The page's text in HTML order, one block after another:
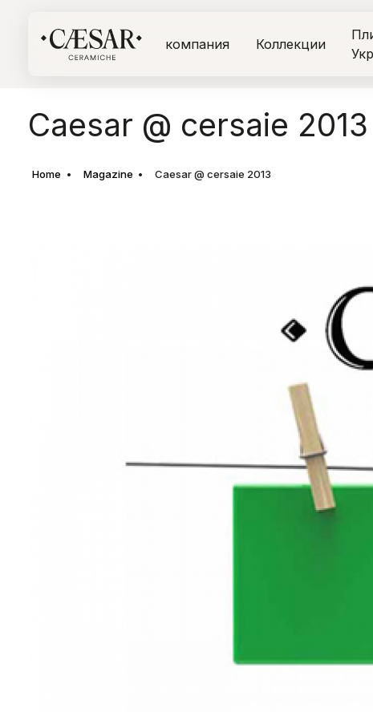
компания Коллекции
Caesar @ cersaie 2013
Home Magazine Caesar @ cersaie 2013